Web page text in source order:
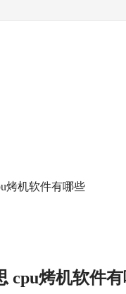
烤机软件有哪些
cpu烤机软件